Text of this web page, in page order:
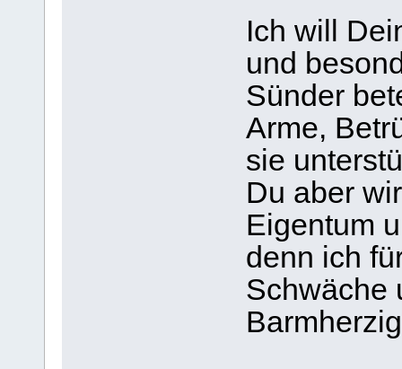
Ich will
und
Sünder
Arme,
sie
Du aber
Eigentum
denn ich
Schwäche